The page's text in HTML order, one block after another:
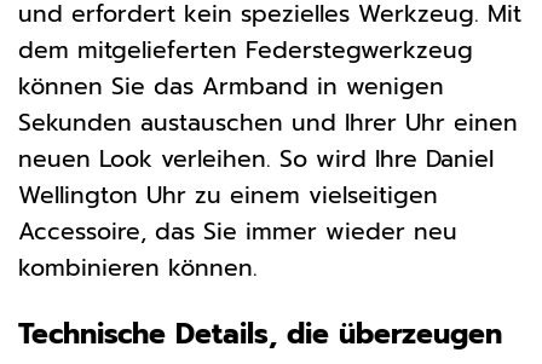
und erfordert kein spezielles Werkzeug. Mit
dem mitgelieferten Federstegwerkzeug
können Sie das Armband in wenigen
Sekunden austauschen und Ihrer Uhr einen
neuen Look verleihen. So wird Ihre Daniel
Wellington Uhr zu einem vielseitigen
Accessoire, das Sie immer wieder neu
kombinieren können.
Technische Details, die überzeugen